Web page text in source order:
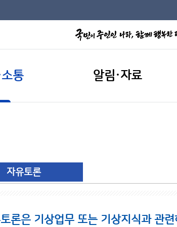
통 알림·자료
자유토론
론은 기상업무 또는 기상지식과 관